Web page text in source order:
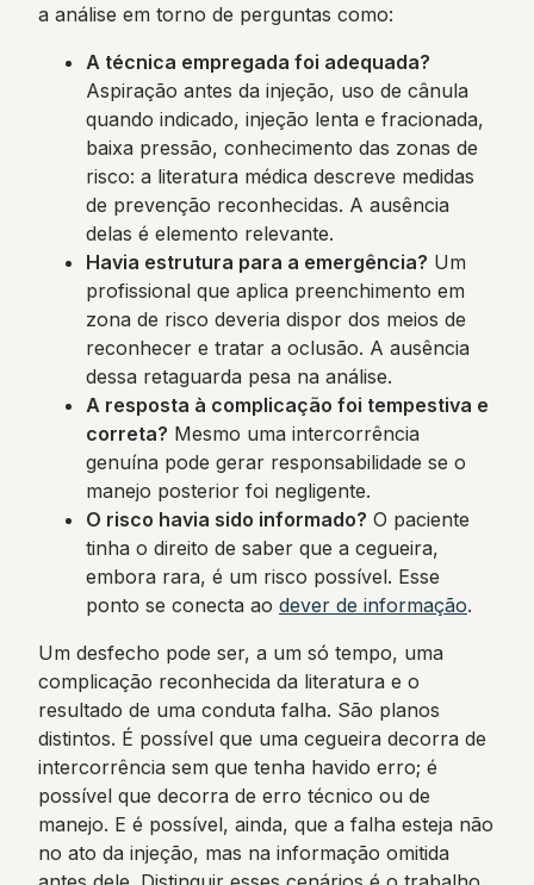
a análise em torno de perguntas como:
A técnica empregada foi adequada?
Aspiração antes da injeção, uso de cânula
quando indicado, injeção lenta e fracionada,
baixa pressão, conhecimento das zonas de
risco: a literatura médica descreve medidas
de prevenção reconhecidas. A ausência
delas é elemento relevante.
Havia estrutura para a emergência? Um
profissional que aplica preenchimento em
zona de risco deveria dispor dos meios de
reconhecer e tratar a oclusão. A ausência
dessa retaguarda pesa na análise.
A resposta à complicação foi tempestiva e
correta? Mesmo uma intercorrência
genuína pode gerar responsabilidade se o
manejo posterior foi negligente.
O risco havia sido informado? O paciente
tinha o direito de saber que a cegueira,
embora rara, é um risco possível. Esse
ponto se conecta ao dever de informação.
Um desfecho pode ser, a um só tempo, uma
complicação reconhecida da literatura e o
resultado de uma conduta falha. São planos
distintos. É possível que uma cegueira decorra de
intercorrência sem que tenha havido erro; é
possível que decorra de erro técnico ou de
manejo. E é possível, ainda, que a falha esteja não
no ato da injeção, mas na informação omitida